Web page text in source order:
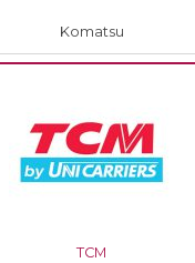
Komatsu
TCM